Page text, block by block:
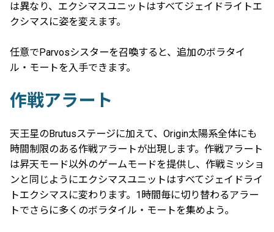
は異なり、エクシマスユニットはすべてジェイドライトエ
クシマスに姿を変えます。
任意でParvosシスターを召喚すると、追加のボラタイ
ル・モートを入手できます。
作戦アラート
天王星のBrutusステージに加えて、Origin太陽系全体にも
時間制限のある作戦アラートが出現します。作戦アラート
は昇天モード以外のゲームモードを提供し、作戦ミッショ
ンと同じようにエクシマスユニットはすべてジェイドライ
トエクシマスに変わります。1時間毎に切り替わるアラー
トでさらに多くのボラタイル・モートを集めよう。